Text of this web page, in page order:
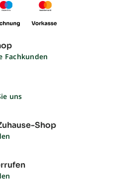
Fachkunden
uns
Shop